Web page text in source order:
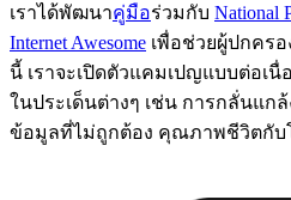
เราได้พัฒนาคู่มือร่วมกับ National
Internet Awesome เพื่อช่วยผู้ปกคร
นี้ เราจะเปิดตัวแคมเปญแบบต่อเ
ในประเด็นต่างๆ เช่น การกลั่นแก
ข้อมูลที่ไม่ถูกต้อง คุณภาพชีวิตกับ